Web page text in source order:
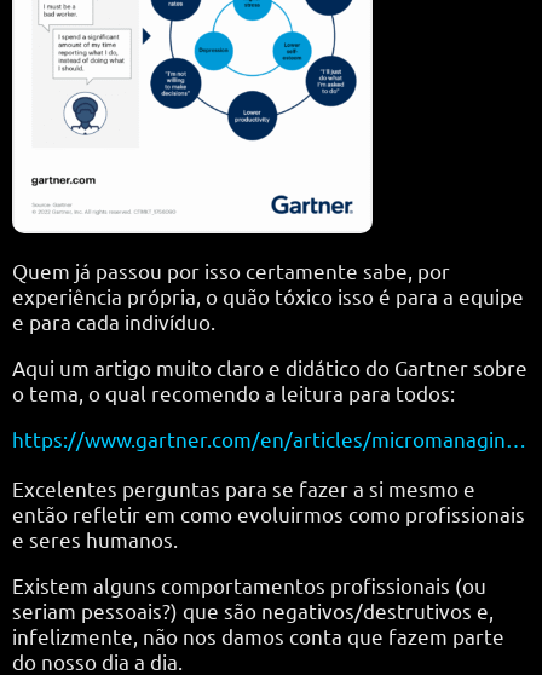
Quem já passou por isso certamente sabe, por
experiência própria, o quão tóxico isso é para a equipe
e para cada indivíduo.
Aqui um artigo muito claro e didático do Gartner sobre
o tema, o qual recomendo a leitura para todos:
Excelentes perguntas para se fazer a si mesmo e
então refletir em como evoluirmos como profissionais
e seres humanos.
Existem alguns comportamentos profissionais (ou
seriam pessoais?) que são negativos/destrutivos e,
infelizmente, não nos damos conta que fazem parte
do nosso dia a dia.